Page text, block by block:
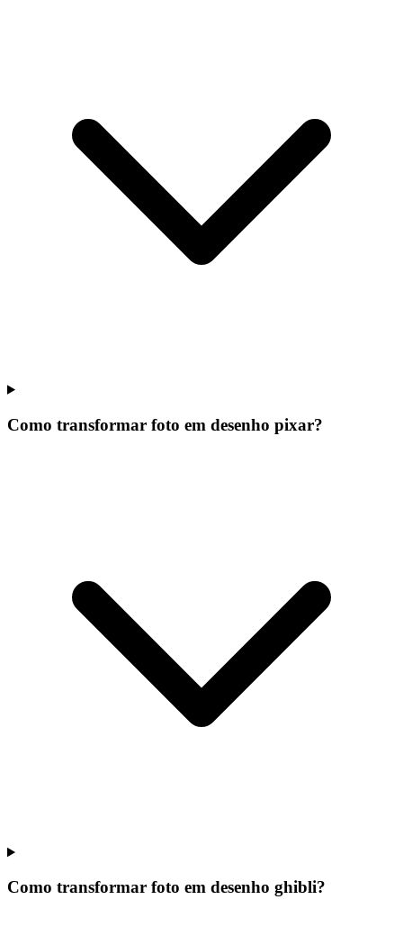
Como transformar foto em desenho pixar?
Como transformar foto em desenho ghibli?